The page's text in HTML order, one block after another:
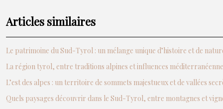
Articles similaires
Le patrimoine du Sud-Tyrol : un mélange unique d’histoire et de
La région tyrol, entre traditions alpines et influences
L’est des alpes : un territoire de sommets majestueux et de vallées
Quels paysages découvrir dans le Sud-Tyrol, entre montagnes et